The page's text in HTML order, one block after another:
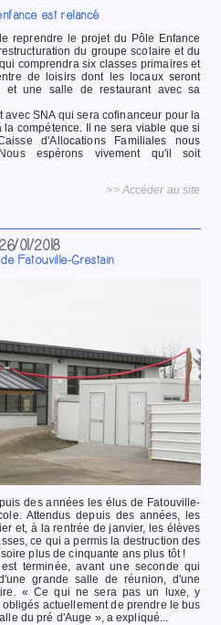
est relancé
reprendre le projet du Pôle Enfance
du groupe scolaire et du
comprendra six classes primaires et
de loisirs dont les locaux seront
et une salle de restaurant avec sa
SNA qui sera cofinanceur pour la
compétence. Il ne sera viable que si
d'Allocations Familiales nous
espérons vivement qu'il soit
>> Accéder au site
26/01/2018
Fatouville-Grestain
des années les élus de Fatouville-
Attendus depuis des années, les
et, à la rentrée de janvier, les élèves
ce qui a permis la destruction des
plus de cinquante ans plus tôt !
terminée, avant une seconde qui
grande salle de réunion, d'une
« Ce qui ne sera pas un luxe, y
actuellement de prendre le bus
du pré d'Auge », a expliqué...